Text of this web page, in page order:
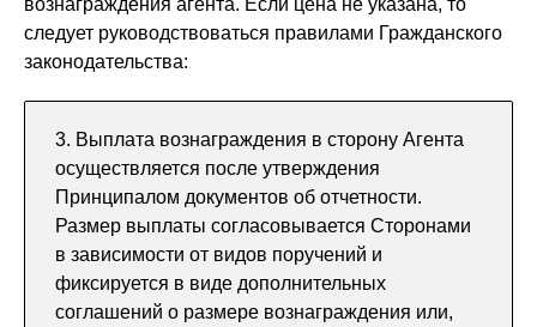
вознаграждения агента. Если цена не указана, то
следует руководствоваться правилами Гражданского
законодательства:
3. Выплата вознаграждения в сторону Агента
осуществляется после утверждения
Принципалом документов об отчетности.
Размер выплаты согласовывается Сторонами
в зависимости от видов поручений и
фиксируется в виде дополнительных
соглашений о размере вознаграждения или,